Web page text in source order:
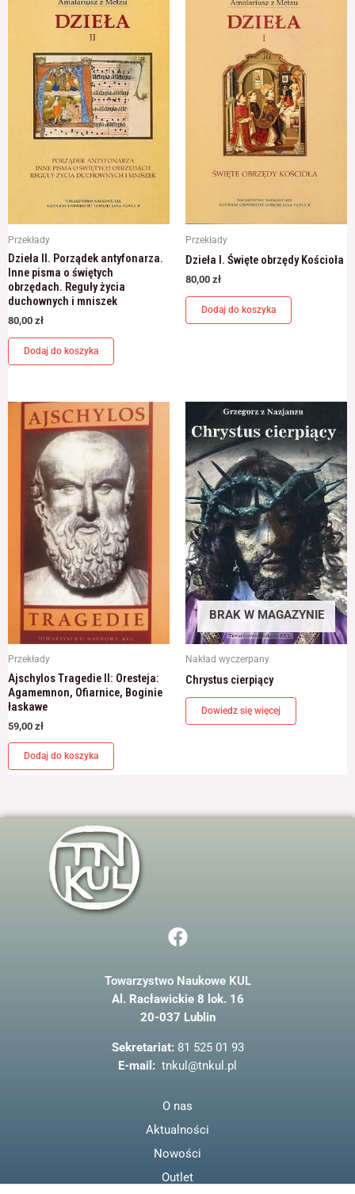
Przekłady
Dzieła II. Porządek antyfonarza.
Inne pisma o świętych
obrzędach. Reguły życia
duchownych i mniszek
80,00 zł
Dodaj do koszyka
Przekłady
Dzieła I. Święte obrzędy Kościoła
80,00 zł
Dodaj do koszyka
Przekłady
Ajschylos Tragedie II: Oresteja:
Agamemnon, Ofiarnice, Boginie
łaskawe
59,00 zł
Dodaj do koszyka
BRAK W MAGAZYNIE
Nakład wyczerpany
Chrystus cierpiący
Dowiedz się więcej
F
a
e
b
o
o
k
Towarzystwo Naukowe KUL
Al. Racławickie 8 lok. 16
20-037 Lublin
Sekretariat: 81 525 01 93
E-mail: tnkul@tnkul.pl
O nas
Aktualności
Nowości
Outlet